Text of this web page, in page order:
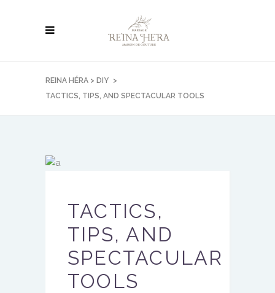
REINA HÉRA > DIY >
TACTICS, TIPS, AND SPECTACULAR TOOLS
TACTICS,
TIPS, AND
SPECTACULAR
TOOLS